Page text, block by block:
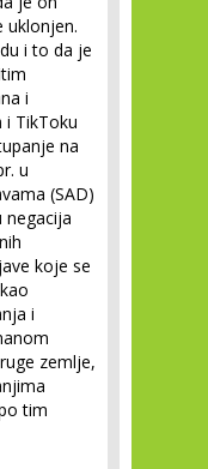
uklonjen.
i to da je
i
TikToku
na
u
(SAD)
koje se
i
zemlje,
tim